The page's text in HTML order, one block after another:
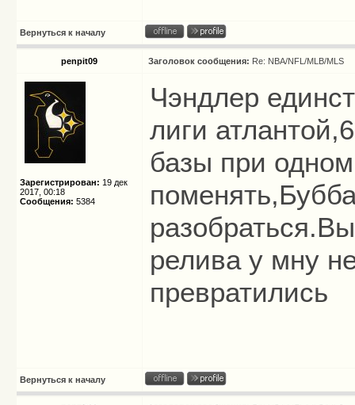
Вернуться к началу
penpit09 Заголовок сообщения: Re: NBA/NFL/MLB/MLS
Зарегистрирован: 19 дек
2017, 00:18
Сообщения: 5384
Чэндлер
лиги
базы при
релива у мну
превратились
Вернуться к началу